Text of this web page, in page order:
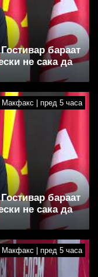
бараат
не сака да
Макфакс | пред 5 часа
бараат
не сака да
Макфакс | пред 5 часа